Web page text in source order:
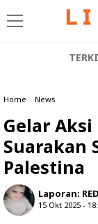
Home » News
Gelar Aksi
Suarakan
Palestina
Laporan:
15 Okt 2025 -